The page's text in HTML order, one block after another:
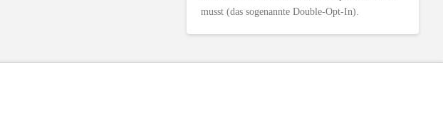
musst (das sogenannte Double-Opt-In).